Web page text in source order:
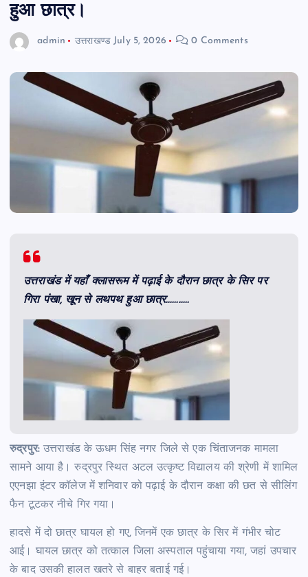
हुआ छात्र।
admin उत्तराखण्ड July 5, 2026 0 Comments
उत्तराखंड में यहाँ क्लासरूम में पढ़ाई के दौरान छात्र के सिर पर
गिरा पंखा, खून से लथपथ हुआ छात्र………..
रुद्रपुर:उत्तराखंड के ऊधम सिंह नगर जिले से एक चिंताजनक मामला
सामने आया है। रुद्रपुर स्थित अटल उत्कृष्ट विद्यालय की श्रेणी में शामिल
एएनझा इंटर कॉलेज में शनिवार को पढ़ाई के दौरान कक्षा की छत से सीलिंग
फैन टूटकर नीचे गिर गया।
हादसे में दो छात्र घायल हो गए, जिनमें एक छात्र के सिर में गंभीर चोट
आई। घायल छात्र को तत्काल जिला अस्पताल पहुंचाया गया, जहां उपचार
के बाद उसकी हालत खतरे से बाहर बताई गई।